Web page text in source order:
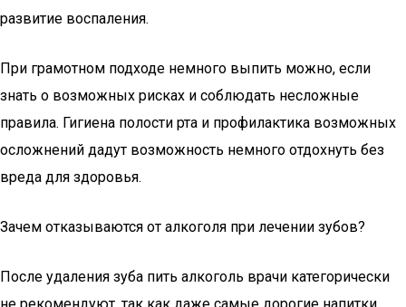
развитие воспаления.
При грамотном подходе немного выпить можно, если
знать о возможных рисках и соблюдать несложные
правила. Гигиена полости рта и профилактика возможных
осложнений дадут возможность немного отдохнуть без
вреда для здоровья.
Зачем отказываются от алкоголя при лечении зубов?
После удаления зуба пить алкоголь врачи категорически